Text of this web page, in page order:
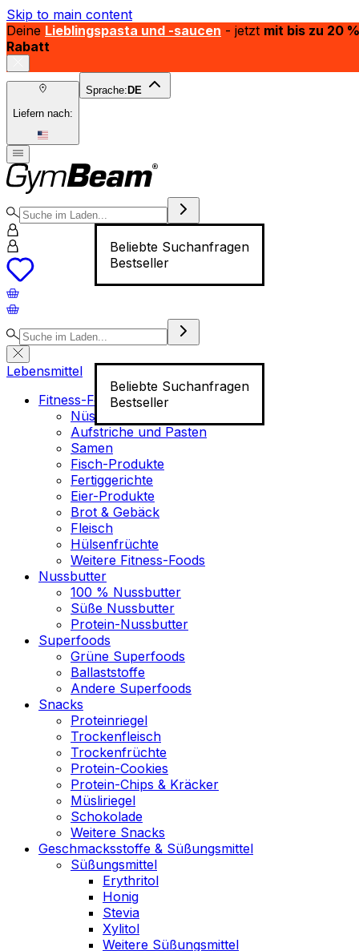
Skip to main content
Deine Lieblingspasta und -saucen - jetzt mit bis zu 20 %
Rabatt
Liefern nach:
Sprache: DE
Beliebte Suchanfragen
Bestseller
Beliebte Suchanfragen
Bestseller
Lebensmittel
Fitness-Food
Nüsse
Aufstriche und Pasten
Samen
Fisch-Produkte
Fertiggerichte
Eier-Produkte
Brot & Gebäck
Fleisch
Hülsenfrüchte
Weitere Fitness-Foods
Nussbutter
100 % Nussbutter
Süße Nussbutter
Protein-Nussbutter
Superfoods
Grüne Superfoods
Ballaststoffe
Andere Superfoods
Snacks
Proteinriegel
Trockenfleisch
Trockenfrüchte
Protein-Cookies
Protein-Chips & Kräcker
Müsliriegel
Schokolade
Weitere Snacks
Geschmacksstoffe & Süßungsmittel
Süßungsmittel
Erythritol
Honig
Stevia
Xylitol
Weitere Süßungsmittel